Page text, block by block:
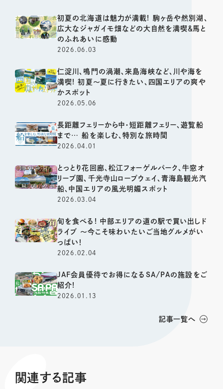
初夏の北海道は魅力が満載! 駒ヶ岳や然別湖、
広大なジャガイモ畑などの大自然を満喫＆馬と
のふれあいに感動
2026.06.03
仁淀川、鳴門の渦潮、来島海峡など、川や海を
満喫! 初夏～夏に行きたい、四国エリアの爽や
かスポット
2026.05.06
長距離フェリーから中・短距離フェリー、遊覧船
まで… 船を楽しむ、特別な旅時間
2026.04.01
とっとり花回廊、松江フォーゲルパーク、牛窓オ
リーブ園、千光寺山ロープウェイ、青海島観光汽
船、中国エリアの風光明媚スポット
2026.03.04
旬を食べる! 中部エリアの道の駅で買い出しド
ライブ ～今こそ味わいたいご当地グルメがい
っぱい！
2026.02.04
JAF会員優待でお得になるSA/PAの施設をご
紹介!
2026.01.13
記事一覧へ
関連する記事